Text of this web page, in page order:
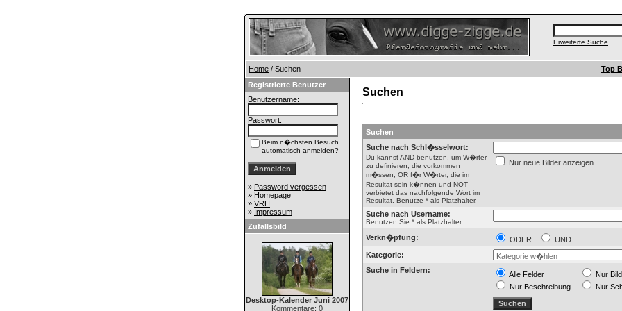
Erweiterte Suche
Home / Suchen
Top
Registrierte Benutzer
Benutzername:
Passwort:
Beim n�chsten Besuch
automatisch anmelden?
» Password vergessen
» Homepage
» VRH
» Impressum
Zufallsbild
Desktop-Kalender Juni 2007
Kommentare: 0
Suchen
Suchen
Suche nach Schl�sselwort:
Du kannst AND benutzen, um W�rter
zu definieren, die vorkommen
m�ssen, OR f�r W�rter, die im
Resultat sein k�nnen und NOT
verbietet das nachfolgende Wort im
Resultat. Benutze * als Platzhalter.
Nur neue Bilder anzeigen
Suche nach Username:
Benutzen Sie * als Platzhalter.
Verkn�pfung: ODER
UND
Kategorie:
Suche in Feldern:
Alle Felder
Nur
Nur Beschreibung
Nur